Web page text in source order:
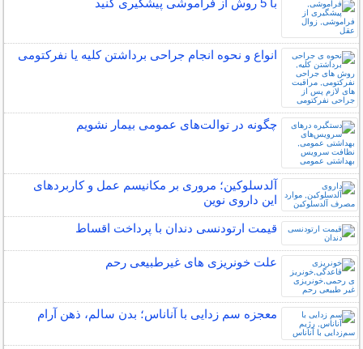
با 5 روش از فراموشی پیشگیری کنید
انواع و نحوه انجام جراحی برداشتن کلیه یا نفرکتومی
چگونه در توالت‌های عمومی بیمار نشویم
آلدسلوکین؛ مروری بر مکانیسم عمل و کاربردهای
این داروی نوین
قیمت ارتودنسی دندان با پرداخت اقساط
علت خونریزی های غیرطبیعی رحم
معجزه سم زدایی با آناناس؛ بدن سالم، ذهن آرام